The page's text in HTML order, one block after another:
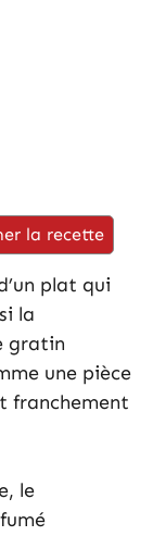
la recette
plat qui
la
gratin
une pièce
franchement
le